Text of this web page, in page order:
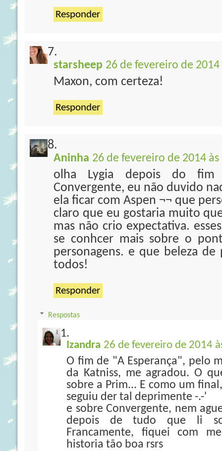
Responder
starsheep 26 de fevereiro de 2014
Maxon, com certeza!
Responder
Aninha 26 de fevereiro de 2014 às
olha Lygia depois do fim
Convergente, eu não duvido
ela ficar com Aspen ¬¬ que
claro que eu gostaria muito
mas não crio expectativa.
se conhcer mais sobre o
personagens. e que beleza
todos!
Responder
Respostas
Izandra 26 de fevereiro de 2014
O fim de "A Esperança", pelo
da Katniss, me agradou. O
sobre a Prim... E como um
seguiu der tal deprimente -.-'
e sobre Convergente, nem
depois de tudo que li
Francamente, fiquei com
historia tão boa rsrs